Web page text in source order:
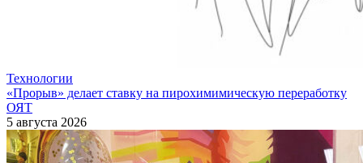
Технологии
«Прорыв» делает ставку на пирохимимическую переработку
ОЯТ
5 августа 2026